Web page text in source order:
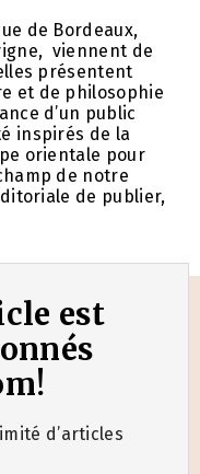
de Bordeaux,
viennent de
présentent
et de philosophie
d’un public
inspirés de la
orientale pour
de notre
de publier,
est
d’articles